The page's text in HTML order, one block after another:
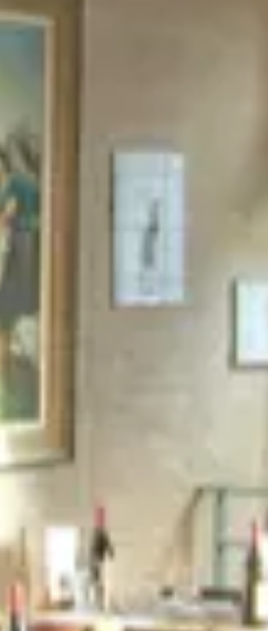
et de vous
possible, nous utilisons
le site aux besoins des
la fréquentation.